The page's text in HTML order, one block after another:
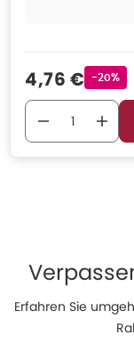
4,76 € -20%
Erfahren Sie